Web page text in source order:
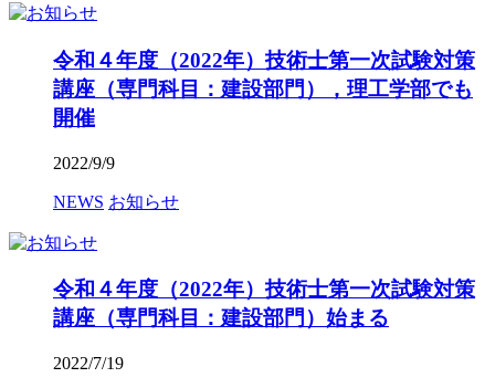
令和４年度（2022年）技術士第一次試験対策
講座（専門科目：建設部門），理工学部でも
開催
2022/9/9
NEWS お知らせ
令和４年度（2022年）技術士第一次試験対策
講座（専門科目：建設部門）始まる
2022/7/19